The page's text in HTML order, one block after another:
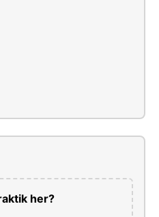
her?